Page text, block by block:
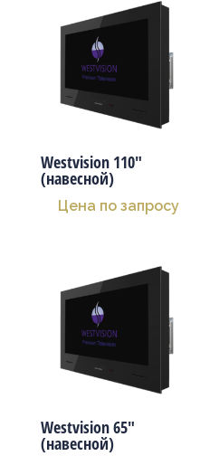
Westvision 110″
(навесной)
Цена по запросу
Westvision 65″
(навесной)